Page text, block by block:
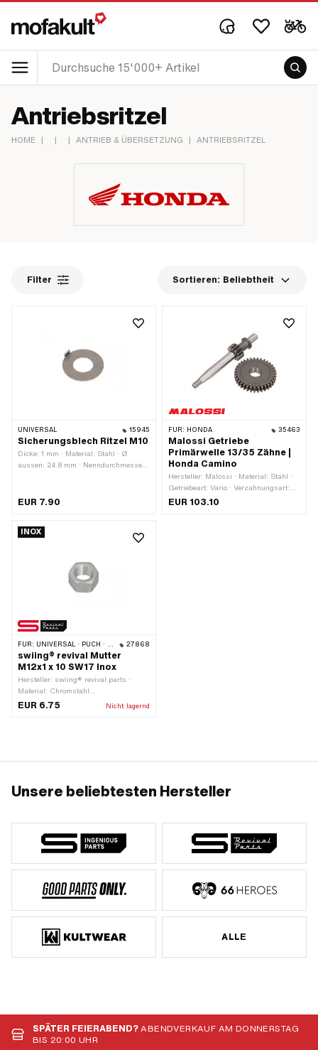
Antriebsritzel
HOME | | | ANTRIEB & ÜBERSETZUNG | ANTRIEBSRITZEL
Filter Sortieren: Beliebtheit
UNIVERSAL 15945
Sicherungsblech Ritzel M10
Dicke: 1 mm · Material: Stahl · Ø
aussen: 24.8 mm · Nenndurchmesser
Gewindegrösse: M10
EUR 7.90
FÜR: HONDA 35463
Malossi Getriebe
Primärwelle 13/35 Zähne |
Honda Camino
Hersteller: Malossi · Material: Stahl ·
Getriebeart: Vario · Verzahnungsart:
geradeverzahnt · Ø innen: 15.2 mm ·
EUR 103.10
INOX
FÜR: UNIVERSAL · PUCH · SACHS 27868
swiing® revival Mutter
M12x1 x 10 SW17 Inox
Hersteller: swiing® revival parts ·
Material: Chromstahl
(umgangssprachlich bekannt als
Antrieb: Aussensechskant ·
EUR 6.75 Nicht lagernd
Unsere beliebtesten Hersteller
ALLE
SPÄTER FEIERABEND?ABENDVERKAUF AM DONNERSTAG
BIS 20:00 UHR